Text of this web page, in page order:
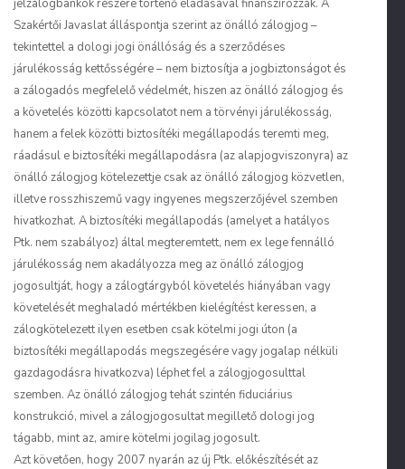
jelzálogbankok részére történő eladásával finanszírozzák. A
Szakértői Javaslat álláspontja szerint az önálló zálogjog –
tekintettel a dologi jogi önállóság és a szerződéses
járulékosság kettősségére – nem biztosítja a jogbiztonságot és
a zálogadós megfelelő védelmét, hiszen az önálló zálogjog és
a követelés közötti kapcsolatot nem a törvényi járulékosság,
hanem a felek közötti biztosítéki megállapodás teremti meg,
ráadásul e biztosítéki megállapodásra (az alapjogviszonyra) az
önálló zálogjog kötelezettje csak az önálló zálogjog közvetlen,
illetve rosszhiszemű vagy ingyenes megszerzőjével szemben
hivatkozhat. A biztosítéki megállapodás (amelyet a hatályos
Ptk. nem szabályoz) által megteremtett, nem ex legefennálló
járulékosság nem akadályozza meg az önálló zálogjog
jogosultját, hogy a zálogtárgyból követelés hiányában vagy
követelését meghaladó mértékben kielégítést keressen, a
zálogkötelezett ilyen esetben csak kötelmi jogi úton (a
biztosítéki megállapodás megszegésére vagy jogalap nélküli
gazdagodásra hivatkozva) léphet fel a zálogjogosulttal
szemben. Az önálló zálogjog tehát szintén fiduciárius
konstrukció, mivel a zálogjogosultat megillető dologi jog
tágabb, mint az, amire kötelmi jogilag jogosult.
Azt követően, hogy 2007 nyarán az új Ptk. előkészítését az